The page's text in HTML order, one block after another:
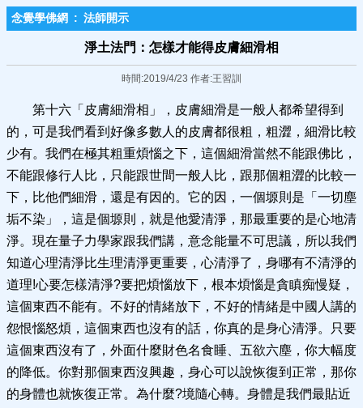
念覺學佛網 : 法師開示
淨土法門：怎樣才能得皮膚細滑相
時間:2019/4/23 作者:王習訓
第十六「皮膚細滑相」，皮膚細滑是一般人都希望得到
的，可是我們看到好像多數人的皮膚都很粗，粗澀，細滑比較
少有。我們在極其粗重煩惱之下，這個細滑當然不能跟佛比，
不能跟修行人比，只能跟世間一般人比，跟那個粗澀的比較一
下，比他們細滑，還是有因的。它的因，一個塬則是「一切塵
垢不染」，這是個塬則，就是他愛清淨，那最重要的是心地清
淨。現在量子力學家跟我們講，意念能量不可思議，所以我們
知道心理清淨比生理清淨更重要，心清淨了，身哪有不清淨的
道理!心要怎樣清淨?要把煩惱放下，根本煩惱是貪瞋痴慢疑，
這個東西不能有。不好的情緒放下，不好的情緒是中國人講的
怨恨惱怒煩，這個東西也沒有的話，你真的是身心清淨。只要
這個東西沒有了，外面什麼財色名食睡、五欲六塵，你大幅度
的降低。你對那個東西沒興趣，身心可以說恢復到正常，那你
的身體也就恢復正常。為什麼?境隨心轉。身體是我們最貼近